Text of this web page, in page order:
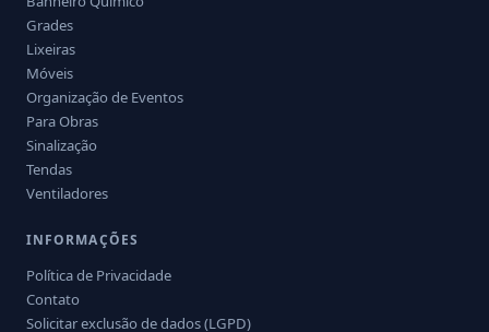
Grades
Lixeiras
Móveis
Organização de Eventos
Para Obras
Sinalização
Tendas
Ventiladores
INFORMAÇÕES
Política de Privacidade
Contato
Solicitar exclusão de dados (LGPD)